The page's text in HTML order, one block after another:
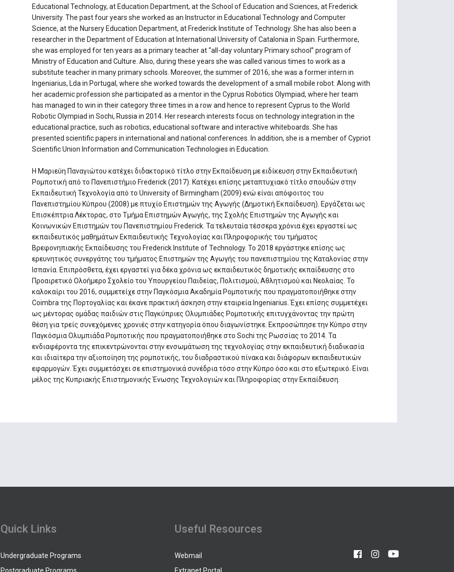
Educational Technology, at Education Department, at the School of Education and Sciences, at Frederick
University. The past four years she worked as an Instructor in Educational Technology and Computer
Science, at the Nursery Education Department, at Frederick Institute of Technology. She has also been a
researcher in the Department of Education at International University of Catalonia in Spain. Furthermore,
she was employed for ten years as a primary teacher at “all-day voluntary Primary school” program of
Ministry of Education and Culture. Also, during these years she was called various times to work as a
substitute teacher in many primary schools. Moreover, the summer of 2016, she was a former intern in
Ingeniarius, Lda in Portugal, where she worked towards the development of a small mobile robot. Along with
her academic profession she participated as a mentor in the Cyprus Robotics Olympiad, where her team
has managed to win in their category three times in a row and hence to represent Cyprus to the World
Robotic Olympiad in Sochi, Russia in 2014. Her research interests focus on technology integration in the
educational practice, such as robotics, educational software and interactive whiteboards. She has
presented scientific papers in international and national conferences. In addition, she is a member of Cypriot
Scientific Union Information and Communication Technologies in Education.
Η Μαριεύη Παναγιώτου κατέχει διδακτορικό τίτλο στην Εκπαίδευση με ειδίκευση στην Εκπαιδευτική
Ρομποτική από το Πανεπιστήμιο Frederick (2017). Κατέχει επίσης μεταπτυχιακό τίτλο σπουδών στην
Εκπαιδευτική Τεχνολογία από το University of Birmingham (2009) ενώ είναι απόφοιτος του
Πανεπιστημίου Κύπρου (2008) με πτυχίο Επιστημών της Αγωγής (Δημοτική Εκπαίδευση). Εργάζεται ως
Επισκέπτρια Λέκτορας, στο Τμήμα Επιστημών Αγωγής, της Σχολής Επιστημών της Αγωγής και
Κοινωνικών Επιστημών του Πανεπιστημίου Frederick. Τα τελευταία τέσσερα χρόνια έχει εργαστεί ως
εκπαιδευτικός μαθημάτων Εκπαιδευτικής Τεχνολογίας και Πληροφορικής του τμήματος
Βρεφονηπιακής Εκπαίδευσης του Frederick Institute of Technology. Το 2018 εργάστηκε επίσης ως
ερευνητικός συνεργάτης του τμήματος Επιστημών της Αγωγής του πανεπιστημίου της Καταλονίας στην
Ισπανία. Επιπρόσθετα, έχει εργαστεί για δέκα χρόνια ως εκπαιδευτικός δημοτικής εκπαίδευσης στο
Προαιρετικό Ολοήμερο Σχολείο του Υπουργείου Παιδείας, Πολιτισμού, Αθλητισμού και Νεολαίας. Το
καλοκαίρι του 2016, συμμετείχε στην Παγκόσμια Ακαδημία Ρομποτικής που πραγματοποιήθηκε στην
Coimbra της Πορτογαλίας και έκανε πρακτική άσκηση στην εταιρεία Ingeniarius. Έχει επίσης συμμετέχει
ως μέντορας ομάδας παιδιών στις Παγκύπριες Ολυμπιάδες Ρομποτικής επιτυγχάνοντας την πρώτη
θέση για τρείς συνεχόμενες χρονιές στην κατηγορία όπου διαγωνίστηκε. Εκπροσώπησε την Κύπρο στην
Παγκόσμια Ολυμπιάδα Ρομποτικής που πραγματοποιήθηκε στο Sochi της Ρωσσίας το 2014. Τα
ενδιαφέροντα της επικεντρώνονται στην ενσωμάτωση της τεχνολογίας στην εκπαιδευτική διαδικασία
και ιδιαίτερα την αξιοποίηση της ρομποτικής, του διαδραστικού πίνακα και διάφορων εκπαιδευτικών
εφαρμογών. Έχει συμμετάσχει σε επιστημονικά συνέδρια τόσο στην Κύπρο όσο και στο εξωτερικό. Είναι
μέλος της Κυπριακής Επιστημονικής Ένωσης Τεχνολογιών και Πληροφορίας στην Εκπαίδευση.
Quick Links
Undergraduate Programs
Useful Resources
Webmail